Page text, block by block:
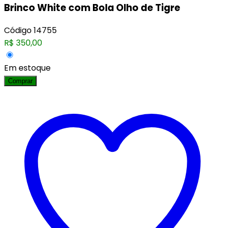
Brinco White com Bola Olho de Tigre
Código14755
R$ 350,00
Em estoque
Comprar